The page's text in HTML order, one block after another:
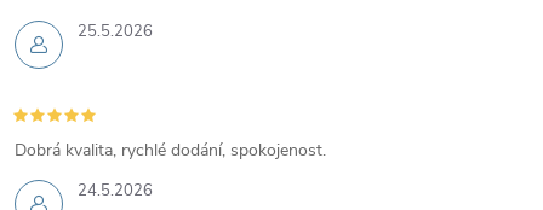
25.5.2026
24.5.2026
Dobrá kvalita, rychlé dodání, spokojenost.